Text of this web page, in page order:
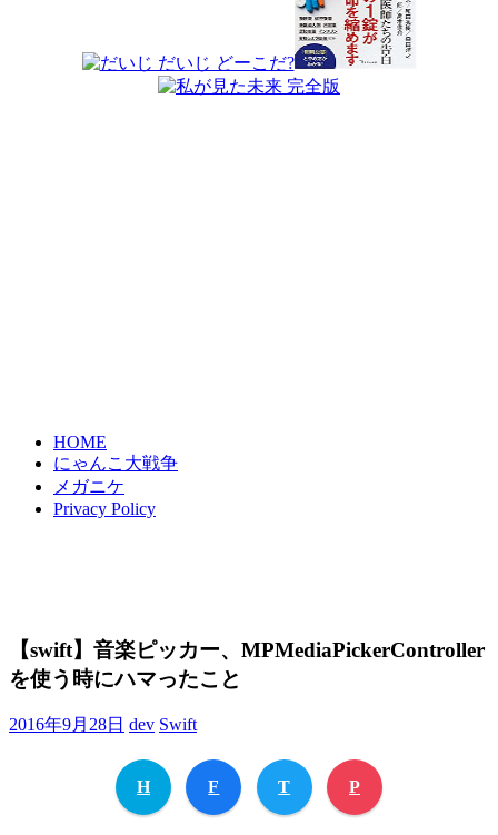
HOME
にゃんこ大戦争
メガニケ
Privacy Policy
【swift】音楽ピッカー、MPMediaPickerController
を使う時にハマったこと
2016年9月28日 dev Swift
H F T P